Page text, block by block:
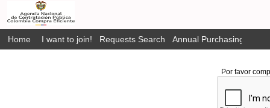
Home I want to join! Requests Search Annual Purchasing Plan
Por favor